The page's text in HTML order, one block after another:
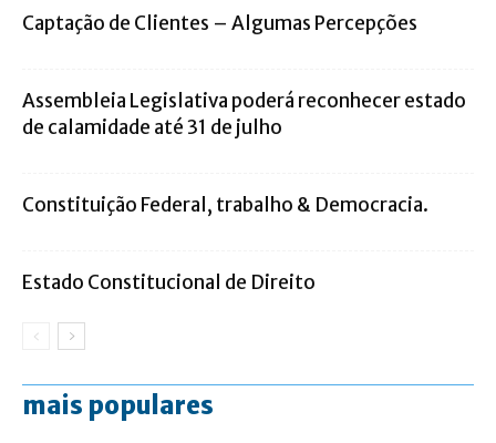
Captação de Clientes – Algumas Percepções
Assembleia Legislativa poderá reconhecer estado
de calamidade até 31 de julho
Constituição Federal, trabalho & Democracia.
Estado Constitucional de Direito
mais populares